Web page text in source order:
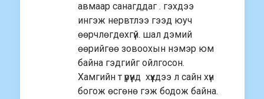
авмаар санагддаг . гэхдээ
ингэж нервтлээ гээд юуч
өөрчлөгдөхгүй. шал дэмий
өөрийгөө зовоохын нэмэр юм
байна гэдгийг ойлгосон.
Хамгийн т үрүүнд хүүхдээ л сайн хүн
богож өсгөнө гэж бодож байна.